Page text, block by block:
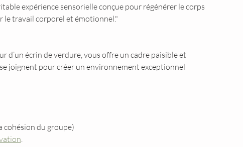
expérience sensorielle conçue pour régénérer le corps
travail corporel et émotionnel."
d’un écrin de verdure, vous offre un cadre paisible et
joignent pour créer un environnement exceptionnel
du groupe)
.